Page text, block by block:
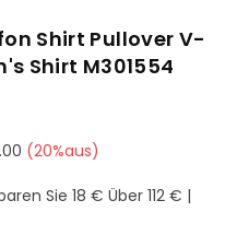
Shirt Pullover V-
Shirt M301554
(20%aus)
Sie 18 € Über 112 € |